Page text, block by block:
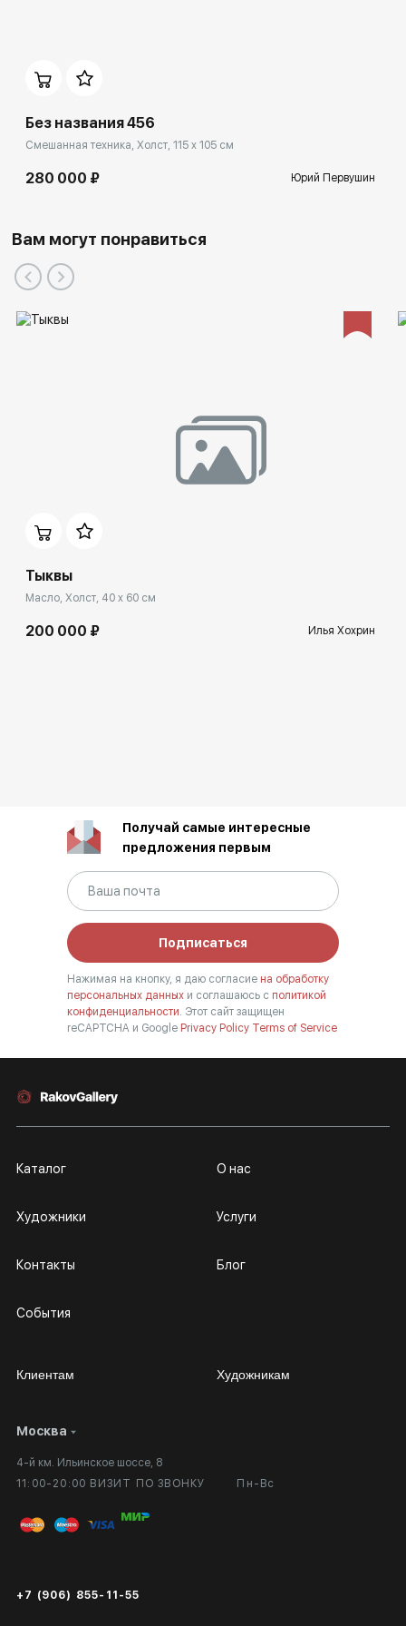
Дом-музей М.П.Мусоргского (Великие Луки),
Без названия 456
Смешанная техника, Холст, 115 x 105 см
280 000 ₽ Юрий Первушин
Вам могут понравиться
Тыквы
Масло, Холст, 40 x 60 см
200 000 ₽ Илья Хохрин
Получай самые интересные
предложения первым
Подписаться
Нажимая на кнопку, я даю согласие на обработку
персональных данных и соглашаюсь с политикой
конфиденциальности. Этот сайт защищен
reCAPTCHA и Google Privacy Policy Terms of Service
Москва
4-й км. Ильинское шоссе, 8
11:00-20:00 ВИЗИТ ПО ЗВОНКУ
Пн-Вс
+7 (906) 855-11-55
Каталог
Художники
Контакты
События
О нас
Услуги
Блог
Клиентам
Личный кабинет
Вопросы и ответы
Публичная оферта
Экспертиза/Вывоз за границу
Художникам
Сотрудничество
Выставка в галерее